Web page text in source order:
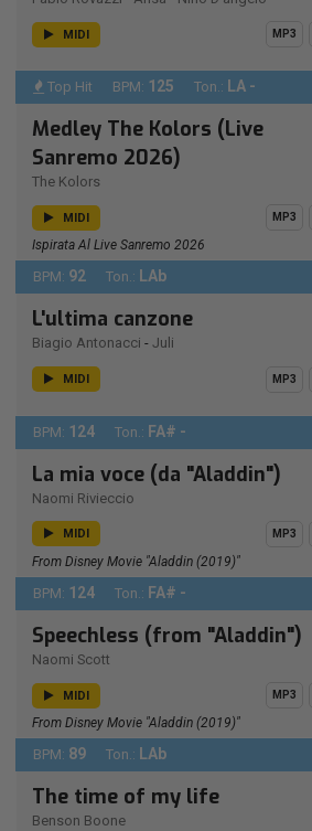
MIDI MP3
Top Hit BPM: 125 Ton.: LA -
Medley The Kolors (Live
Sanremo 2026)
The Kolors
MIDI MP3
Ispirata Al Live Sanremo 2026
BPM: 92 Ton.: LAb
L'ultima canzone
Biagio Antonacci - Juli
MIDI MP3
BPM: 124 Ton.: FA# -
La mia voce (da "Aladdin")
Naomi Rivieccio
MIDI MP3
From Disney Movie "Aladdin (2019)"
BPM: 124 Ton.: FA# -
Speechless (from "Aladdin")
Naomi Scott
MIDI MP3
From Disney Movie "Aladdin (2019)"
BPM: 89 Ton.: LAb
The time of my life
Benson Boone